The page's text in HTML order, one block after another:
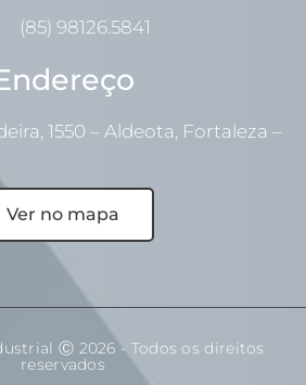
(85) 98126.5841
1550 – Aldeota, Fortaleza –
Ver no mapa
Ⓒ 2026 - Todos os direitos
reservados